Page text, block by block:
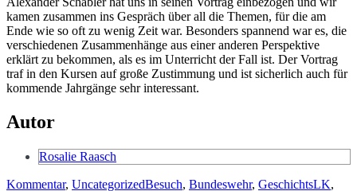
kamen zusammen ins Gespräch über all die Themen, für die am
Ende wie so oft zu wenig Zeit war. Besonders spannend war es, die
verschiedenen Zusammenhänge aus einer anderen Perspektive
erklärt zu bekommen, als es im Unterricht der Fall ist. Der Vortrag
traf in den Kursen auf große Zustimmung und ist sicherlich auch für
kommende Jahrgänge sehr interessant.
Autor
Rosalie Raasch
Kategorien
Kommentar, UncategorizedSchlagworte
Besuch, Bundeswehr, GeschichtsLK,